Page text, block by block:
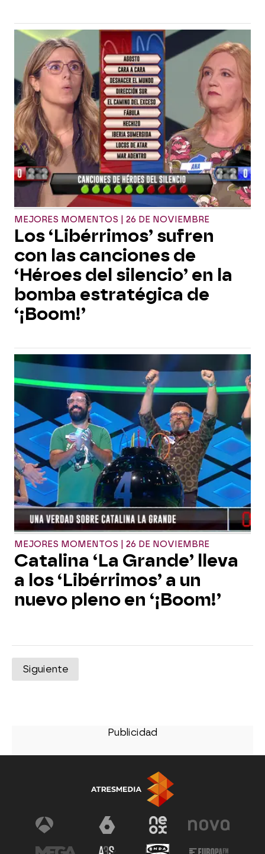
MEJORES MOMENTOS | 26 DE NOVIEMBRE
Los ‘Libérrimos’ sufren
con las canciones de
‘Héroes del silencio’ en la
bomba estratégica de
‘¡Boom!’
MEJORES MOMENTOS | 26 DE NOVIEMBRE
Catalina ‘La Grande’ lleva
a los ‘Libérrimos’ a un
nuevo pleno en ‘¡Boom!’
Siguiente